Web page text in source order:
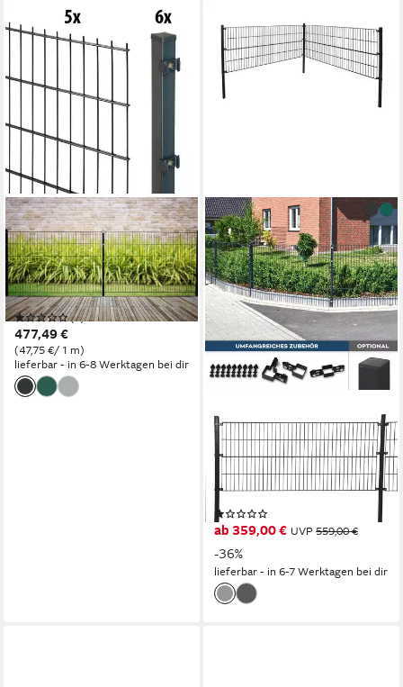
GARDEN 'N' MORE
Doppelstabmattenzaun
Standard, (11-St), 5 Elemente
für 10 m, LxH: 200 x 103 cm,
mit 6 Pfosten
(1)
477,49 €
(47,75 €/ 1 m)
lieferbar - in 6-8 Werktagen bei dir
HOME DELUXE
Doppelstabmattenzaun
DOPPELSTABMATTENZAUN
MORATA inkl. Eckpfosten,
Bodenbefestigung
Zaunpfosten: zum
Einbetonieren
ab 359,00 € UVP 559,00 €
-36%
lieferbar - in 6-7 Werktagen bei dir